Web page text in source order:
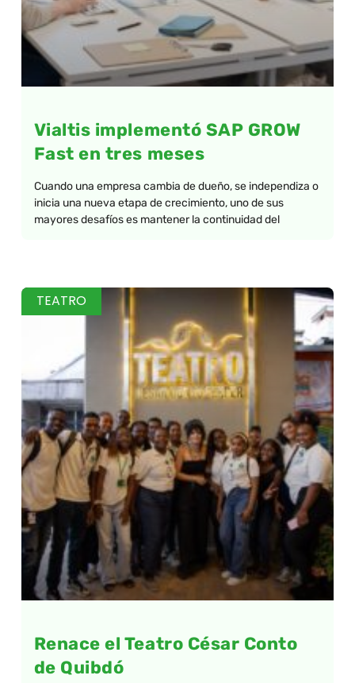
Vialtis implementó SAP GROW
Fast en tres meses
Cuando una empresa cambia de dueño, se independiza o
inicia una nueva etapa de crecimiento, uno de sus
mayores desafíos es mantener la continuidad del
TEATRO
Renace el Teatro César Conto
de Quibdó